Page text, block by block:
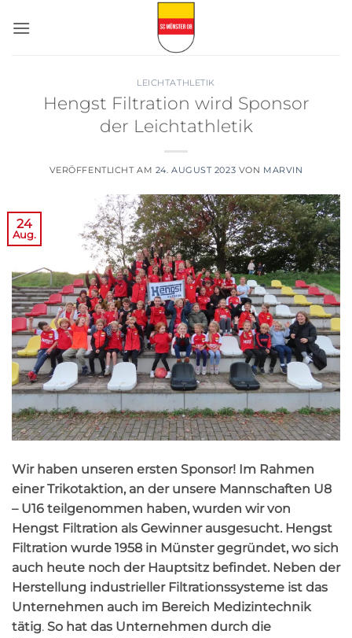
Inhalt
LEICHTATHLETIK
Hengst Filtration wird Sponsor
der Leichtathletik
VERÖFFENTLICHT AM 24. AUGUST 2023 VON MARVIN
24
Aug.
Wir haben unseren ersten Sponsor! Im Rahmen
einer Trikotaktion, an der unsere Mannschaften U8
– U16 teilgenommen haben, wurden wir von
Hengst Filtration als Gewinner ausgesucht. Hengst
Filtration wurde 1958 in Münster gegründet, wo sich
auch heute noch der Hauptsitz befindet. Neben der
Herstellung industrieller Filtrationssysteme ist das
Unternehmen auch im Bereich Medizintechnik
tätig. So hat das Unternehmen durch die